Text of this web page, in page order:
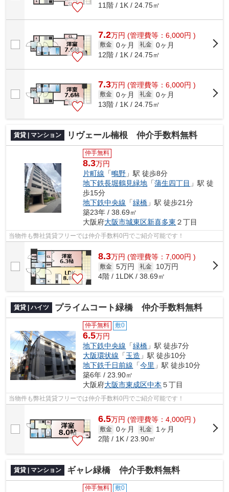
11階 / 1K / 24.75㎡
7.2万円 (管理費等：6,000円 )
敷金 0ヶ月 礼金 0ヶ月
12階 / 1K / 24.75㎡
7.3万円 (管理費等：6,000円 )
敷金 0ヶ月 礼金 0ヶ月
13階 / 1K / 24.75㎡
賃貸 | マンション リヴェール楠根 仲介手数料無料
仲手無料
8.3万円
片町線 「鴫野 」駅 徒歩8分
地下鉄長堀鶴見緑地 「蒲生四丁目 」駅 徒
歩15分
地下鉄中央線 「緑橋 」駅 徒歩21分
築23年 / 38.69㎡
大阪府大阪市城東区新喜多東 ２丁目
当物件も弊社賃貸フリーでは仲介手数料0円でご紹介可能です！
8.3万円 (管理費等：7,000円 )
敷金 5万円 礼金
10万円
4階 / 1LDK / 38.69㎡
賃貸 | ハイツ プライムコート緑橋 仲介手数料無料
仲手無料 敷0
6.5万円
地下鉄中央線 「緑橋 」駅 徒歩7分
大阪環状線 「玉造 」駅 徒歩10分
地下鉄千日前線 「今里 」駅 徒歩10分
築6年 / 23.90㎡
大阪府大阪市東成区中本 ５丁目
当物件も弊社賃貸フリーでは仲介手数料0円でご紹介可能です！
6.5万円 (管理費等：4,000円 )
敷金 0ヶ月 礼金
1ヶ月
2階 / 1K / 23.90㎡
賃貸 | マンション ギャレ緑橋 仲介手数料無料
仲手無料 敷0